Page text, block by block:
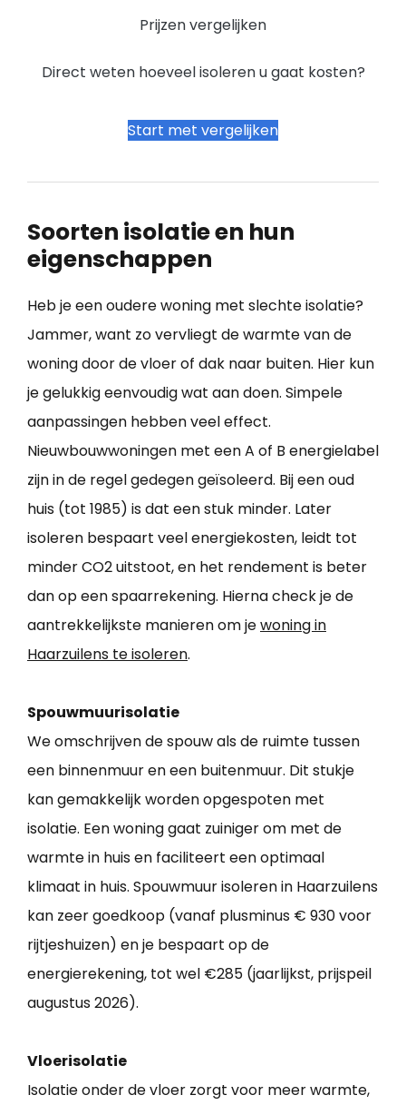
Prijzen vergelijken
Direct weten hoeveel isoleren u gaat kosten?
Start met vergelijken
Soorten isolatie en hun
eigenschappen
Heb je een oudere woning met slechte isolatie?
Jammer, want zo vervliegt de warmte van de
woning door de vloer of dak naar buiten. Hier kun
je gelukkig eenvoudig wat aan doen. Simpele
aanpassingen hebben veel effect.
Nieuwbouwwoningen met een A of B energielabel
zijn in de regel gedegen geïsoleerd. Bij een oud
huis (tot 1985) is dat een stuk minder. Later
isoleren bespaart veel energiekosten, leidt tot
minder CO2 uitstoot, en het rendement is beter
dan op een spaarrekening. Hierna check je de
aantrekkelijkste manieren om jewoning in
Haarzuilens te isoleren.
Spouwmuurisolatie
We omschrijven de spouw als de ruimte tussen
een binnenmuur en een buitenmuur. Dit stukje
kan gemakkelijk worden opgespoten met
isolatie. Een woning gaat zuiniger om met de
warmte in huis en faciliteert een optimaal
klimaat in huis. Spouwmuur isoleren in Haarzuilens
kan zeer goedkoop (vanaf plusminus € 930 voor
rijtjeshuizen) en je bespaart op de
energierekening, tot wel €285 (jaarlijkst, prijspeil
augustus 2026).
Vloerisolatie
Isolatie onder de vloer zorgt voor meer warmte,